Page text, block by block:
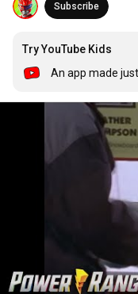
Subscribe
Try YouTube Kids
An app made